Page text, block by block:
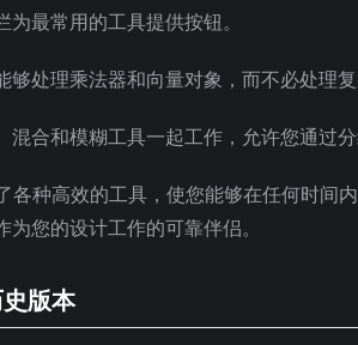
最常用的工具提供按钮。
够处理乘法器和向量对象，而不必处理复
混合和模糊工具一起工作，允许您通过
各种高效的工具，使您能够在任何时间
您的设计工作的可靠伴侣。
版本